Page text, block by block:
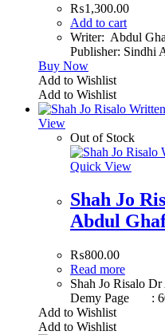
₨1,300.00
Add to cart
Writer: Abdul
Publisher: Sindhi
Buy Now
Add to Wishlist
Add to Wishlist
View
Out of Stock
Quick View
Shah Jo
Abdul
₨800.00
Read more
Shah Jo Risalo
Demy Page :
Add to Wishlist
Add to Wishlist